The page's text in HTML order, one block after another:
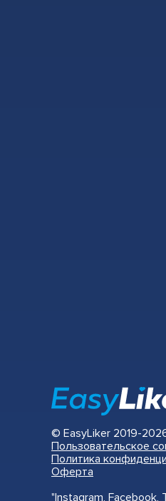
© EasyLiker 2019-
Пользовательское
Политика
Оферта
"Instagram,